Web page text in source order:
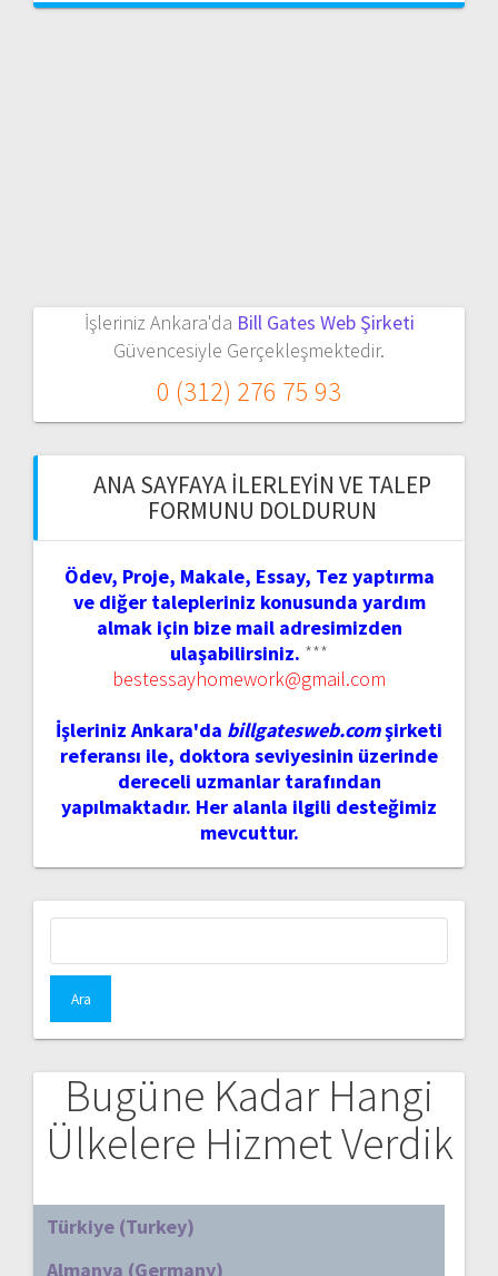
İşleriniz Ankara'da Bill Gates Web Şirketi
Güvencesiyle Gerçekleşmektedir.
0 (312) 276 75 93
ANA SAYFAYA İLERLEYIN VE TALEP
FORMUNU DOLDURUN
Ödev, Proje, Makale, Essay, Tez yaptırma
ve diğer talepleriniz konusunda yardım
almak için bize mail adresimizden
ulaşabilirsiniz. ***
bestessayhomework@gmail.com
İşleriniz Ankara'da billgatesweb.comşirketi
referansı ile, doktora seviyesinin üzerinde
dereceli uzmanlar tarafından
yapılmaktadır. Her alanla ilgili desteğimiz
mevcuttur.
Bugüne Kadar Hangi
Ülkelere Hizmet Verdik
Türkiye (Turkey)
Almanya (Germany)